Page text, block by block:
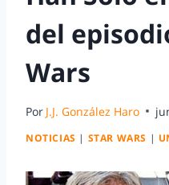
del
Wars
Por J.J. González Haro
NOTICIAS | STAR WARS |